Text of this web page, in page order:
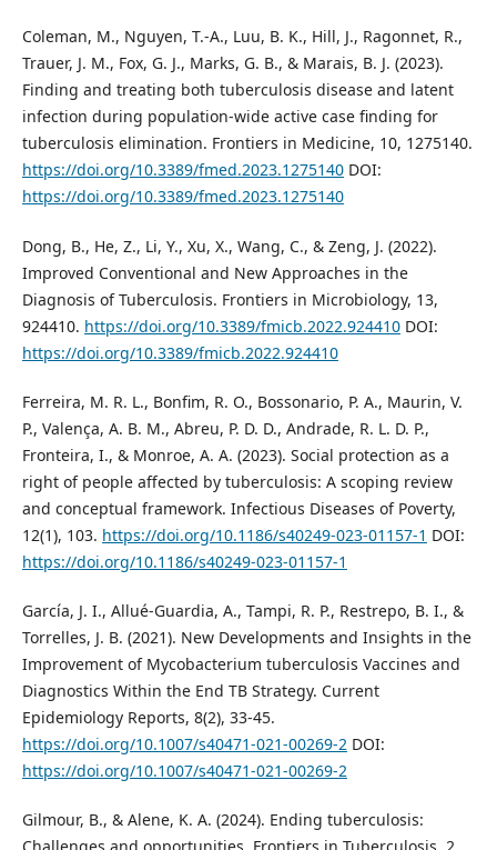
Coleman, M., Nguyen, T.-A., Luu, B. K., Hill, J., Ragonnet, R.,
Trauer, J. M., Fox, G. J., Marks, G. B., & Marais, B. J. (2023).
Finding and treating both tuberculosis disease and latent
infection during population-wide active case finding for
tuberculosis elimination. Frontiers in Medicine, 10, 1275140.
https://doi.org/10.3389/fmed.2023.1275140DOI:
https://doi.org/10.3389/fmed.2023.1275140
Dong, B., He, Z., Li, Y., Xu, X., Wang, C., & Zeng, J. (2022).
Improved Conventional and New Approaches in the
Diagnosis of Tuberculosis. Frontiers in Microbiology, 13,
924410. https://doi.org/10.3389/fmicb.2022.924410DOI:
https://doi.org/10.3389/fmicb.2022.924410
Ferreira, M. R. L., Bonfim, R. O., Bossonario, P. A., Maurin, V.
P., Valença, A. B. M., Abreu, P. D. D., Andrade, R. L. D. P.,
Fronteira, I., & Monroe, A. A. (2023). Social protection as a
right of people affected by tuberculosis: A scoping review
and conceptual framework. Infectious Diseases of Poverty,
12(1), 103. https://doi.org/10.1186/s40249-023-01157-1 DOI:
https://doi.org/10.1186/s40249-023-01157-1
García, J. I., Allué-Guardia, A., Tampi, R. P., Restrepo, B. I., &
Torrelles, J. B. (2021). New Developments and Insights in the
Improvement of Mycobacterium tuberculosis Vaccines and
Diagnostics Within the End TB Strategy. Current
Epidemiology Reports, 8(2), 33-45.
https://doi.org/10.1007/s40471-021-00269-2 DOI:
https://doi.org/10.1007/s40471-021-00269-2
Gilmour, B., & Alene, K. A. (2024). Ending tuberculosis:
Challenges and opportunities. Frontiers in Tuberculosis, 2,